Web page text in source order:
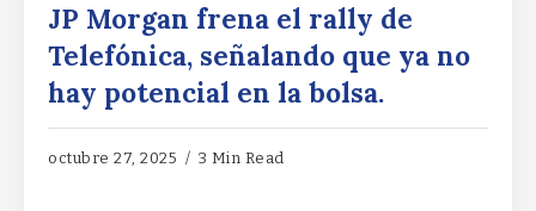
JP Morgan frena el rally de
Telefónica, señalando que ya no
hay potencial en la bolsa.
octubre 27, 2025 3 Min Read